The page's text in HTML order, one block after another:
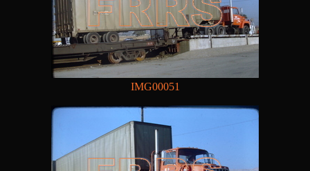
IMG00051